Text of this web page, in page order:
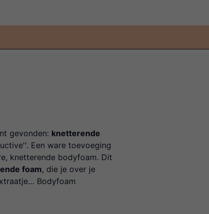
gevonden: knetterende
Een ware toevoeging
knetterende bodyfoam. Dit
foam, die je over je
Bodyfoam